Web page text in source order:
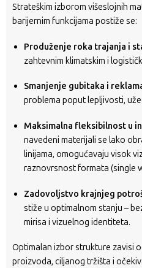
Strateškim izborom višeslojnih
barijernim funkcijama postiže se:
Produženje roka trajanja i
zahtevnim klimatskim i
Smanjenje gubitaka i
problema poput lepljivosti,
Maksimalna fleksibilnost u
navedeni materijali se lako
linijama, omogućavaju visok
raznovrsnost formata (single
Zadovoljstvo krajnjeg
stiže u optimalnom stanju –
mirisa i vizuelnog identiteta.
Optimalan izbor strukture zavisi
proizvoda, ciljanog tržišta i